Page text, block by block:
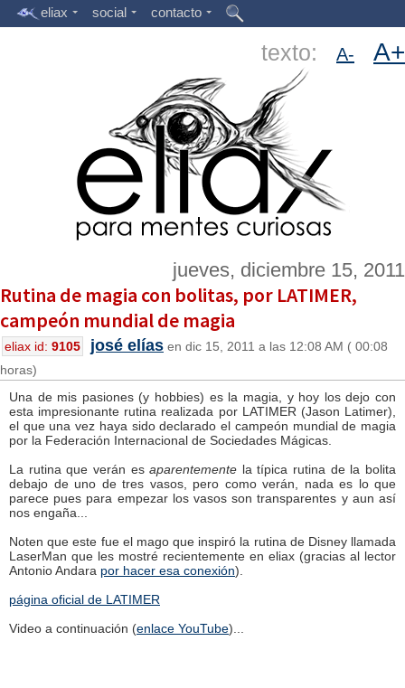
eliax social contacto
texto: A- A+
jueves, diciembre 15, 2011
Rutina de magia con bolitas, por LATIMER,
campeón mundial de magia
eliax id: 9105 josé elías en dic 15, 2011 a las 12:08 AM ( 00:08
horas)
Una de mis pasiones (y hobbies) es la magia, y hoy los dejo con
esta impresionante rutina realizada por LATIMER (Jason Latimer),
el que una vez haya sido declarado el campeón mundial de magia
por la Federación Internacional de Sociedades Mágicas.
La rutina que verán esaparentemente la típica rutina de la bolita
debajo de uno de tres vasos, pero como verán, nada es lo que
parece pues para empezar los vasos son transparentes y aun así
nos engaña...
Noten que este fue el mago que inspiró la rutina de Disney llamada
LaserMan que les mostré recientemente en eliax (gracias al lector
Antonio Andara por hacer esa conexión).
página oficial de LATIMER
Video a continuación (enlace YouTube)...